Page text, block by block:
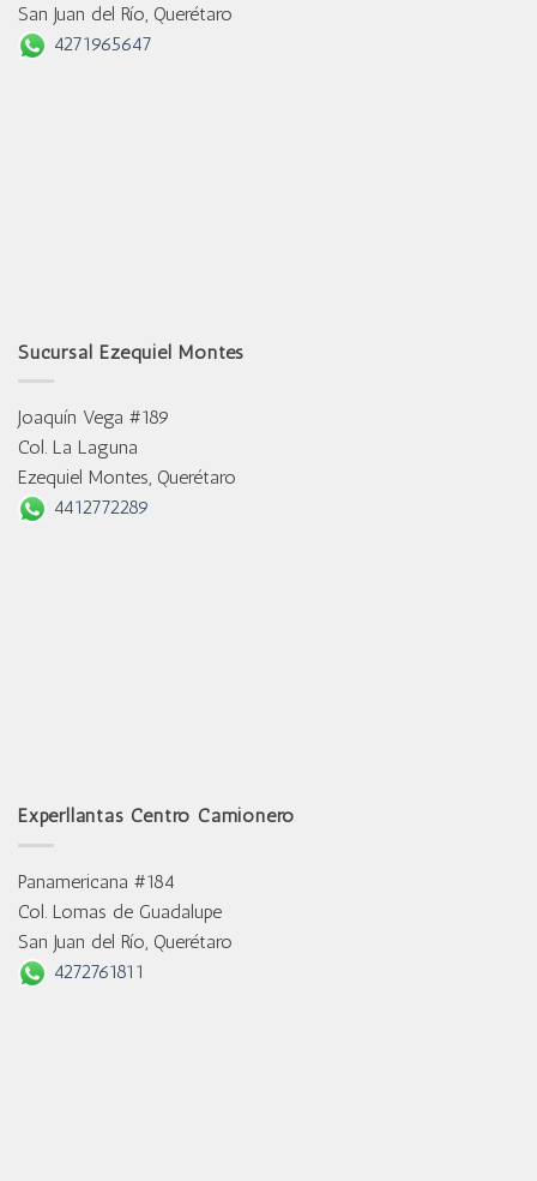
San Juan del Río, Querétaro
4271965647
Sucursal Ezequiel Montes
Joaquín Vega #189
Col. La Laguna
Ezequiel Montes, Querétaro
4412772289
Experllantas Centro Camionero
Panamericana #184
Col. Lomas de Guadalupe
San Juan del Río, Querétaro
4272761811